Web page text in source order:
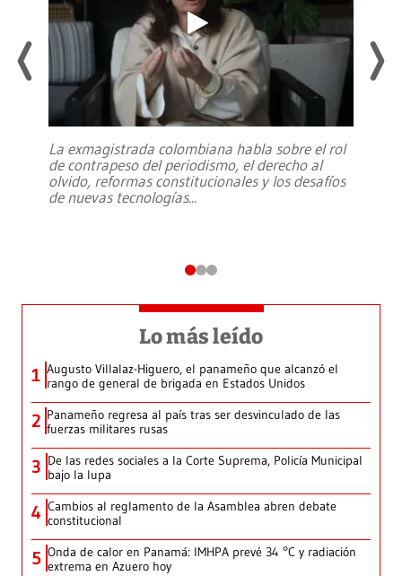
La exmagistrada colombiana habla sobre el rol
de contrapeso del periodismo, el derecho al
olvido, reformas constitucionales y los desafíos
de nuevas tecnologías...
Lo más leído
1 Augusto Villalaz-Higuero, el panameño que alcanzó el
rango de general de brigada en Estados Unidos
2 Panameño regresa al país tras ser desvinculado de las
fuerzas militares rusas
3 De las redes sociales a la Corte Suprema, Policía Municipal
bajo la lupa
4 Cambios al reglamento de la Asamblea abren debate
constitucional
5 Onda de calor en Panamá: IMHPA prevé 34 °C y radiación
extrema en Azuero hoy